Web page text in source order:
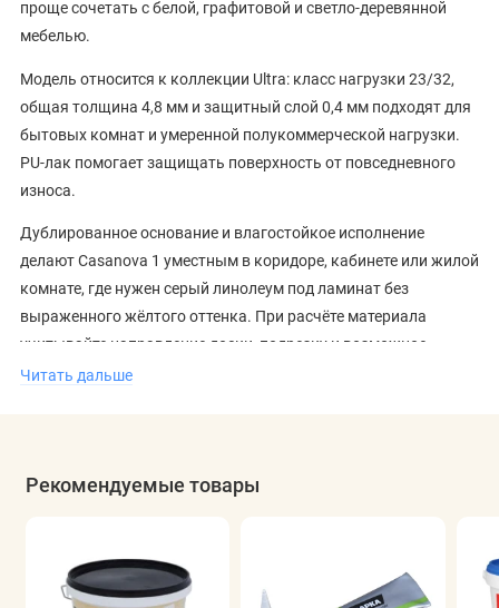
проще сочетать с белой, графитовой и светло-деревянной
мебелью.
Модель относится к коллекции Ultra: класс нагрузки 23/32,
общая толщина 4,8 мм и защитный слой 0,4 мм подходят для
бытовых комнат и умеренной полукоммерческой нагрузки.
PU-лак помогает защищать поверхность от повседневного
износа.
Дублированное основание и влагостойкое исполнение
делают Casanova 1 уместным в коридоре, кабинете или жилой
комнате, где нужен серый линолеум под ламинат без
выраженного жёлтого оттенка. При расчёте материала
учитывайте направление доски, подрезку и возможное
отличие партии по оттенку.
Читать дальше
Рекомендуемые товары